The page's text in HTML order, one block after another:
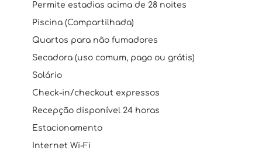
Permite estadias acima de 28 noites
Piscina (Compartilhada)
Quartos para não fumadores
Secadora (uso comum, pago ou grátis)
Solário
Check-in/checkout expressos
Recepção disponível 24 horas
Estacionamento
Internet Wi-Fi